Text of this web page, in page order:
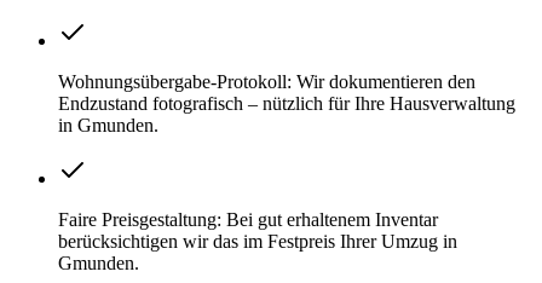
Wohnungsübergabe-Protokoll: Wir dokumentieren den
Endzustand fotografisch – nützlich für Ihre Hausverwaltung
in Gmunden.
Faire Preisgestaltung: Bei gut erhaltenem Inventar
berücksichtigen wir das im Festpreis Ihrer Umzug in
Gmunden.